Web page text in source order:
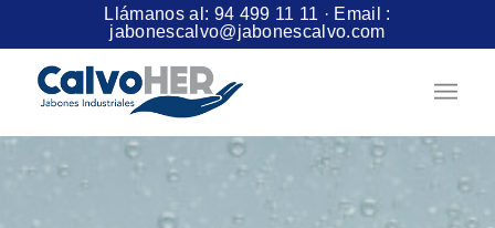
Llámanos al: 94 499 11 11 · Email :
jabonescalvo@jabonescalvo.com